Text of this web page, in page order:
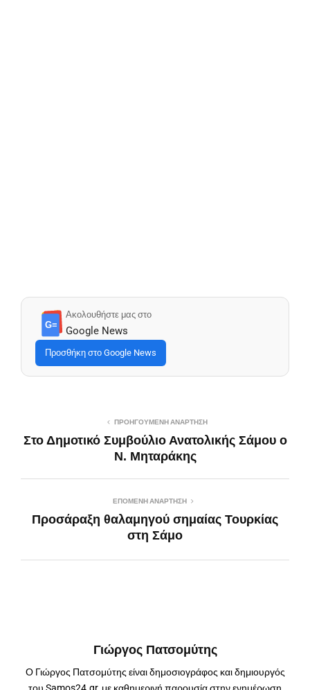
G≡
Ακολουθήστε μας στο
Google News
Προσθήκη στο Google News
ΠΡΟΗΓΟΎΜΕΝΗ ΑΝΆΡΤΗΣΗ
Στο Δημοτικό Συμβούλιο Ανατολικής Σάμου ο
Ν. Μηταράκης
ΕΠΌΜΕΝΗ ΑΝΆΡΤΗΣΗ
Προσάραξη θαλαμηγού σημαίας Τουρκίας
στη Σάμο
Γιώργος Πατσομύτης
Ο Γιώργος Πατσομύτης είναι δημοσιογράφος και δημιουργός